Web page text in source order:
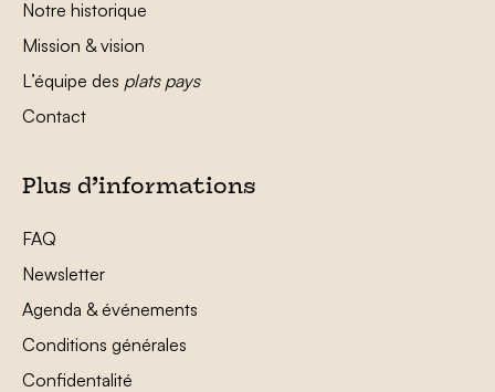
Notre historique
Mission & vision
L’équipe des plats pays
Contact
Plus d’informations
FAQ
Newsletter
Agenda & événements
Conditions générales
Confidentalité